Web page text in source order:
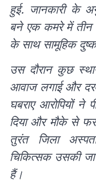
हुई. जानकारी के
बने एक कमरे में तीन
के साथ सामूहिक
उस दौरान कुछ
आवाज लगाई और
घबराए आरोपियों
दिया और मौके से
तुरंत जिला
चिकित्सक उसकी
हैं।